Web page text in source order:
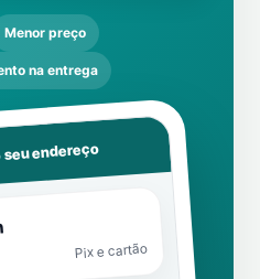
Menor preço
na entrega
endereço
Pix e cartão